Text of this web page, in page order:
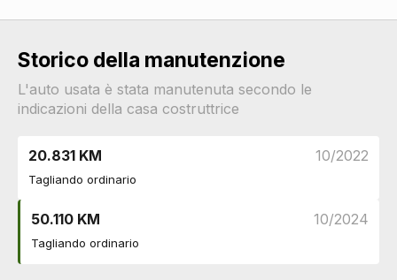
Audio e Telematica
Display multifunzione
Computer di bordo
Cambio
Cambio automatico a 8 marce
Cerchi
Cerchi in lega da 18 DI SERIE
Connettività
Storico della manutenzione
L'auto usata è stata manutenuta secondo le
indicazioni della casa costruttrice
20.831 KM 10/2022
Tagliando ordinario
50.110 KM 10/2024
Tagliando ordinario